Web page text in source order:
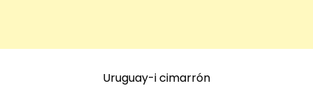
Uruguay-i cimarrón